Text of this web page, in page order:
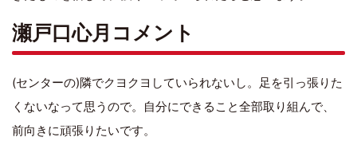
瀬戸口心月コメント
(センターの)隣でクヨクヨしていられないし。足を引っ張りた
くないなって思うので。自分にできること全部取り組んで、
前向きに頑張りたいです。